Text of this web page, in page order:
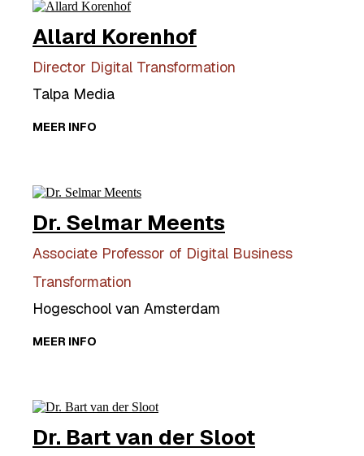
Allard Korenhof
Director Digital Transformation
Talpa Media
MEER INFO
Dr. Selmar Meents
Associate Professor of Digital Business
Transformation
Hogeschool van Amsterdam
MEER INFO
Dr. Bart van der Sloot